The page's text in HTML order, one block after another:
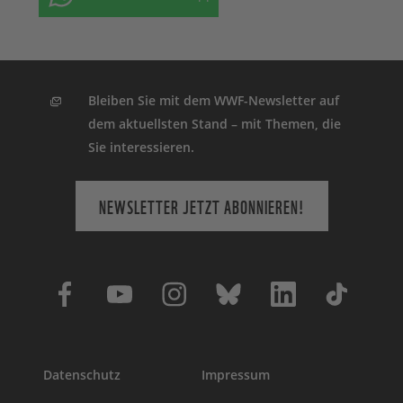
Bleiben Sie mit dem WWF-Newsletter auf
dem aktuellsten Stand – mit Themen, die
Sie interessieren.
NEWSLETTER JETZT ABONNIEREN!
Datenschutz Impressum